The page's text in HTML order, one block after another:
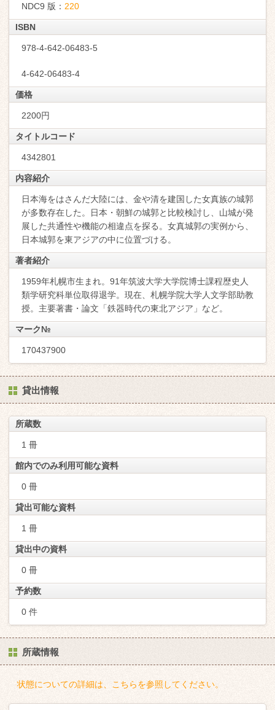
NDC9 版： 220
ISBN
978-4-642-06483-5
4-642-06483-4
価格
2200円
タイトルコード
4342801
内容紹介
日本海をはさんだ大陸には、金や清を建国した女真族の城郭
が多数存在した。日本・朝鮮の城郭と比較検討し、山城が発
展した共通性や機能の相違点を探る。女真城郭の実例から、
日本城郭を東アジアの中に位置づける。
著者紹介
1959年札幌市生まれ。91年筑波大学大学院博士課程歴史人
類学研究科単位取得退学。現在、札幌学院大学人文学部助教
授。主要著書・論文「鉄器時代の東北アジア」など。
マーク№
170437900
貸出情報
所蔵数
1 冊
館内でのみ利用可能な資料
0 冊
貸出可能な資料
1 冊
貸出中の資料
0 冊
予約数
0 件
所蔵情報
状態についての詳細は、こちらを参照してください。